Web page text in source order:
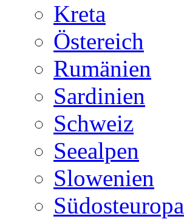
Kreta
Östereich
Rumänien
Sardinien
Schweiz
Seealpen
Slowenien
Südosteuropa